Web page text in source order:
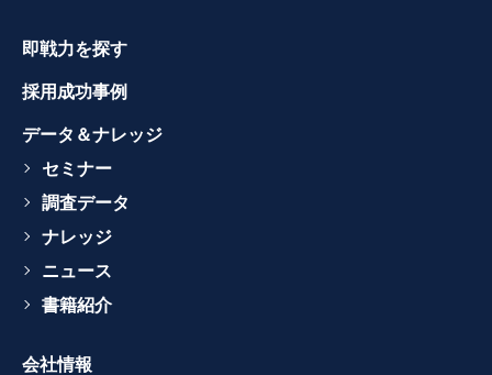
即戦力を探す
採用成功事例
データ＆ナレッジ
セミナー
調査データ
ナレッジ
ニュース
書籍紹介
会社情報